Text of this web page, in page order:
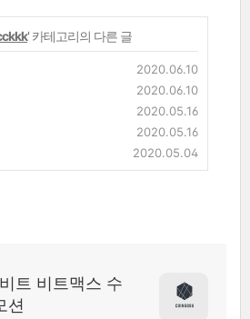
' 카테고리의 다른 글
2020.06.10
2020.06.10
2020.05.16
2020.05.16
2020.05.04
트 비트맥스 수
션